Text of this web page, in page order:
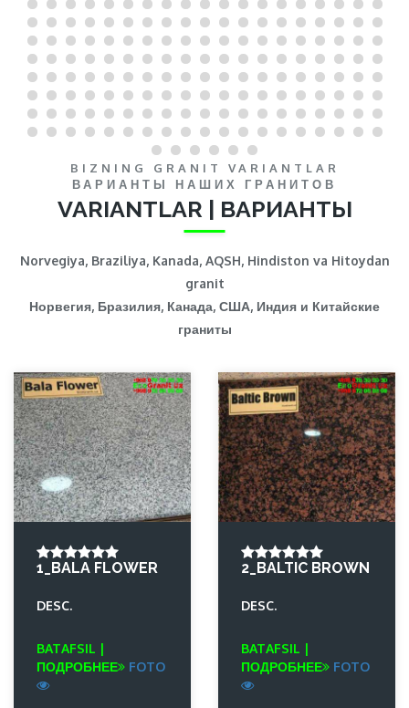
BIZNING GRANIT VARIANTLAR
ВАРИАНТЫ НАШИХ ГРАНИТОВ
VARIANTLAR | ВАРИАНТЫ
Norvegiya, Braziliya, Kanada, AQSH, Hindiston va Hitoydan
granit
Норвегия, Бразилия, Канада, США, Индия и Китайские
граниты
1_BALA FLOWER
DESC.
BATAFSIL |
ПОДРОБНЕЕ
FOTO
2_BALTIC BROWN
DESC.
BATAFSIL |
ПОДРОБНЕЕ
FOTO